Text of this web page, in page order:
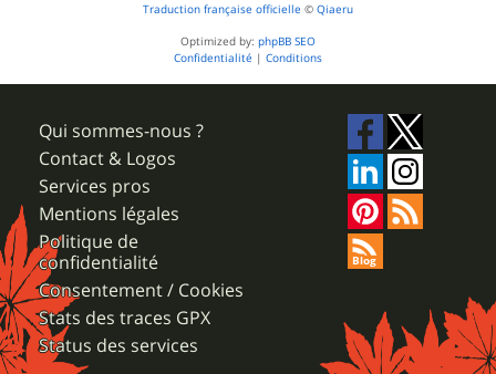
Traduction française officielle © Qiaeru
Optimized by: phpBB SEO
Confidentialité | Conditions
Qui sommes-nous ?
Contact & Logos
Services pros
Mentions légales
Politique de
confidentialité
Consentement / Cookies
Stats des traces GPX
Status des services